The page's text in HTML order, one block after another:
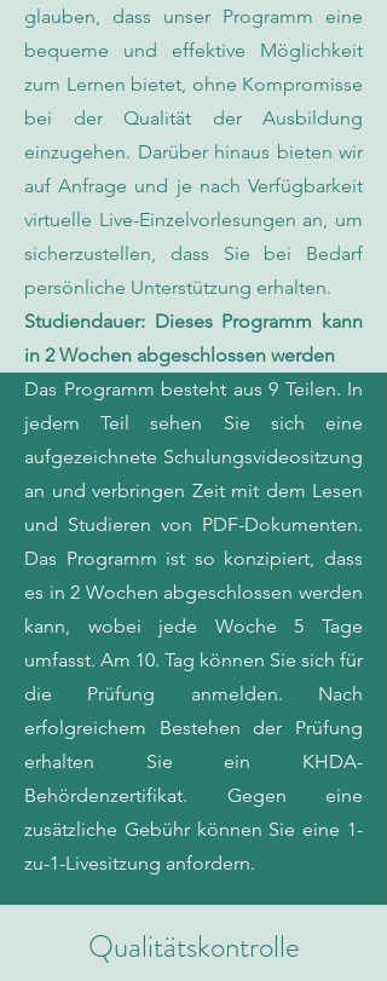
glauben, dass unser Programm eine
bequeme und effektive Möglichkeit
zum Lernen bietet, ohne Kompromisse
bei der Qualität der Ausbildung
einzugehen. Darüber hinaus bieten wir
auf Anfrage und je nach Verfügbarkeit
virtuelle Live-Einzelvorlesungen an, um
sicherzustellen, dass Sie bei Bedarf
persönliche Unterstützung erhalten.
Studiendauer: Dieses Programm kann
in 2 Wochen abgeschlossen werden
Das Programm besteht aus 9 Teilen. In
jedem Teil sehen Sie sich eine
aufgezeichnete Schulungsvideositzung
an und verbringen Zeit mit dem Lesen
und Studieren von PDF-Dokumenten.
Das Programm ist so konzipiert, dass
es in 2 Wochen abgeschlossen werden
kann, wobei jede Woche 5 Tage
umfasst. Am 10. Tag können Sie sich für
die Prüfung anmelden. Nach
erfolgreichem Bestehen der Prüfung
erhalten Sie ein KHDA-
Behördenzertifikat. Gegen eine
zusätzliche Gebühr können Sie eine 1-
zu-1-Livesitzung anfordern.
Qualitätskontrolle